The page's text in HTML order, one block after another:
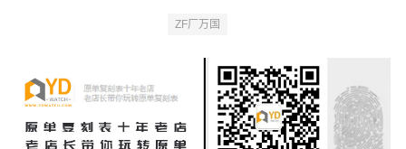
ZF厂万国